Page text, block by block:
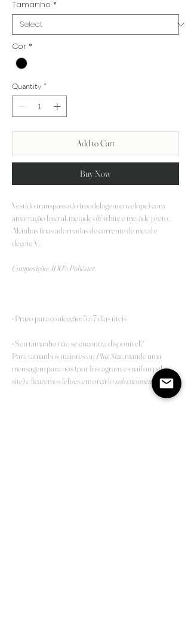
Tamanho *
Cor *
Quantity *
Add to Cart
Buy Now
Vestido transpassado (modelagem envelope) com
amarração lateral, metade off-white e metade preto.
Alcinhas finas adornadas de corrente de metal e
decote V.
Composição: 100% Poliéster.
• Prazo para confecção: 5 a 7 dias úteis
• Seu tamanho não se encontra disponível?
Para tamanhos maiores ou Plus Size, mande uma
mensagem para nós (por Instagram, e-mail ou pelo
site) e ficaremos felizes em orçá-losob encomenda .